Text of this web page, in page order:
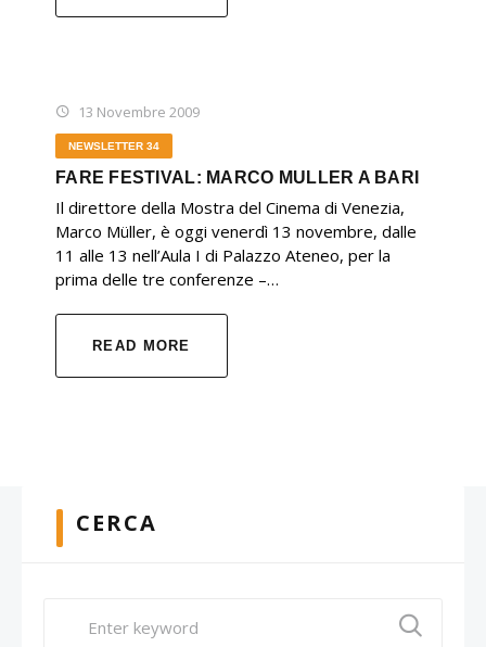
13 Novembre 2009
NEWSLETTER 34
FARE FESTIVAL: MARCO MULLER A BARI
Il direttore della Mostra del Cinema di Venezia,
Marco Müller, è oggi venerdì 13 novembre, dalle
11 alle 13 nell’Aula I di Palazzo Ateneo, per la
prima delle tre conferenze –…
READ MORE
CERCA